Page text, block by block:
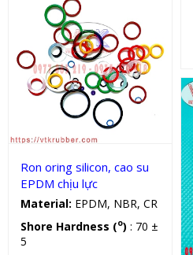
Oring cao su
Ron oring silicon, cao su
EPDM chịu lực
Material: EPDM, NBR, CR
Shore Hardness (o) : 70 ±
5